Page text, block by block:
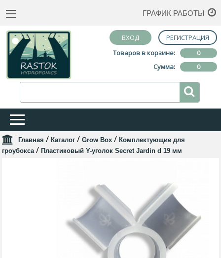
ГРАФИК РАБОТЫ
ВХОД
РЕГИСТРАЦИЯ
Товаров в корзине:
0
Сумма:
0
Главная / Каталог / Grow Box / Комплектующие для
гроубокса / Пластиковый Y-уголок Secret Jardin d 19 мм